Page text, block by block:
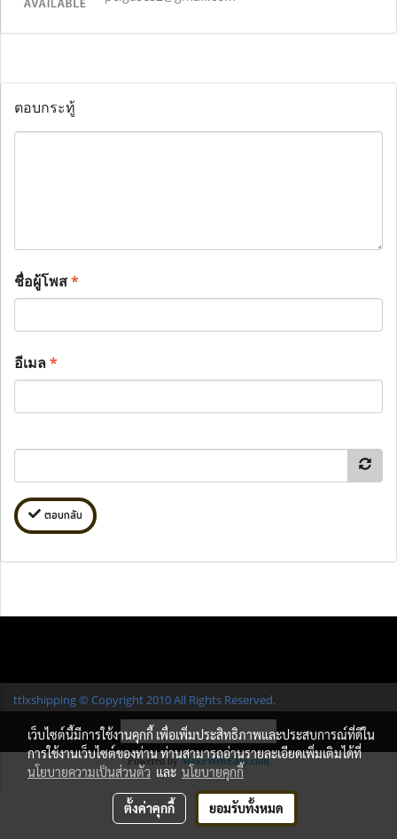
ตอบกระทู้
ชื่อผู้โพส*
อีเมล*
ตอบกลับ
ttlxshipping © Copyright 2010 All Rights Reserved.
ผู้เข้าชมวันนี้ 29,467
Powered byMakeWebEasy.com
เว็บไซต์นี้มีการใช้งานคุกกี้ เพื่อเพิ่มประสิทธิภาพและประสบการณ์ที่ดีใน
การใช้งานเว็บไซต์ของท่าน ท่านสามารถอ่านรายละเอียดเพิ่มเติมได้ที่
นโยบายความเป็นส่วนตัว และ นโยบายคุกกี้
ตั้งค่าคุกกี้ ยอมรับทั้งหมด